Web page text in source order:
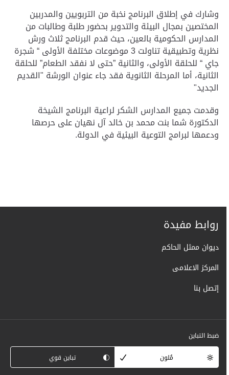
وشارك في إطلاق البرنامج نخبة من التربويين والمدربين
المختصين بمجال البيئة والتدوير بحضور طلبة وطالبات من
المدارس الحكومية بالعين، حيث قدم البرنامج ثلاث ورش
نظرية وتطبيقية تناولت 3 موضوعات مختلفة الأولى “ شجرة
جاي “ للحلقة الأولى، والثانية ”حتى لا نفقد الطعام” للحلقة
الثانية، أما المرحلة الثانوية فقد جاء عنوان الورشة "القديم
الجديد"
وقدمت جميع المدارس الشكر لراعية البرنامج الشيخة
الدكتورة شما بنت محمد بن خالد آل نهيان على حرصها
ودعمها لبرامج التوعية البيئية في الدولة.
روابط مفيدة
ديوان ممثل الحاكم
المركز الاعلامى
إتصل بنا
ضبط التباين
مُلون
تباين قوي